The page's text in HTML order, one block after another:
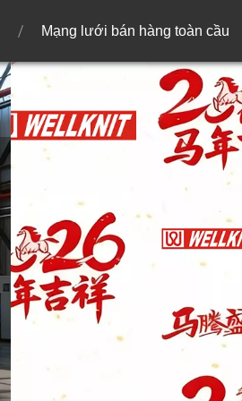
Mạng lưới bán hàng toàn cầu